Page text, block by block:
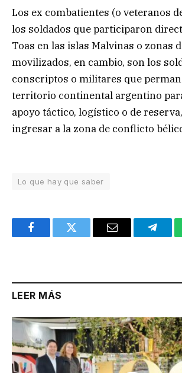
Los ex combatientes (o veteranos
los soldados que participaron
Toas en las islas Malvinas o zonas
movilizados, en cambio, son los
conscriptos o militares que
territorio continental argentino
apoyo táctico, logístico o de
ingresar a la zona de conflicto
Lo que hay que saber
FacebookTwitter Email
LEER MÁS